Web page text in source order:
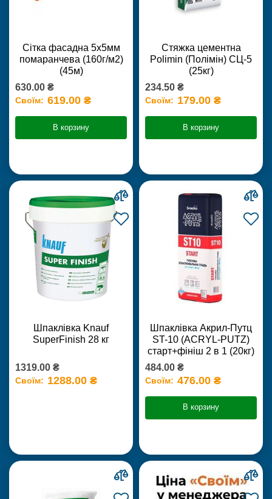
Сітка фасадна 5х5мм
помаранчева (160г/м2)
(45м)
630.00 ₴
Своїм: 619.00 ₴
В корзину
Стяжка цементна
Polimin (Полімін) СЦ-5
(25кг)
234.50 ₴
Своїм: 179.00 ₴
В корзину
Шпаклівка Knauf
SuperFinish 28 кг
1319.00 ₴
Своїм: 1288.00 ₴
Шпаклівка Акрил-Путц
ST-10 (ACRYL-PUTZ)
старт+фініш 2 в 1 (20кг)
484.00 ₴
Своїм: 476.00 ₴
В корзину